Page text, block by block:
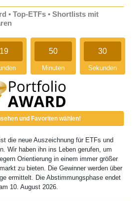
• Top-ETFs • Shortlists mit
19 50
Minuten
30
Sekunden
und Favoriten wählen!
die neue Auszeichnung für ETFs und
Wir haben ihn ins Leben gerufen, um
Orientierung in einem immer größer
zu bieten. Die Gewinner werden über
ermittelt. Die Abstimmungsphase endet
10. August 2026.